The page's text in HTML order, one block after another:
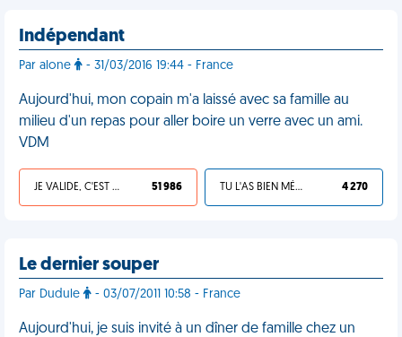
Indépendant
Par alone - 31/03/2016 19:44 - France
Aujourd'hui, mon copain m'a laissé avec sa famille au
milieu d'un repas pour aller boire un verre avec un ami.
VDM
JE VALIDE, C'EST UNE VDM 51 986 TU L'AS BIEN MÉRITÉ 4 270
Le dernier souper
Par Dudule - 03/07/2011 10:58 - France
Aujourd'hui, je suis invité à un dîner de famille chez un